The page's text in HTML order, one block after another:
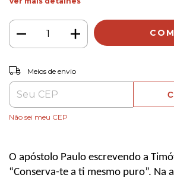
Entregas para o CEP:
Meios de envio
Não sei meu CEP
O apóstolo Paulo escrevendo a
“Conserva-te a ti mesmo puro”. Na